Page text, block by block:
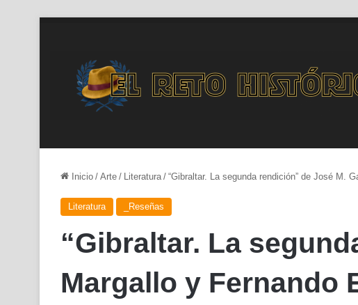
Inicio / Arte / Literatura / “Gibraltar. La segunda rendición” de José M.
Literatura _Reseñas
“Gibraltar. La
Margallo y Fernando